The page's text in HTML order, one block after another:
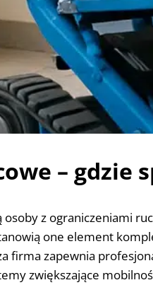
–
osoby z ograniczeniami
one element
firma zapewnia
zwiększające